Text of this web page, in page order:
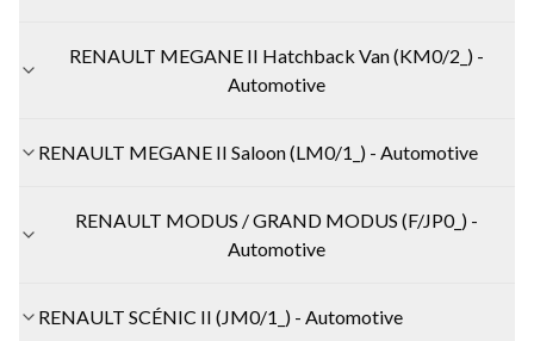
RENAULT MEGANE II Hatchback Van (KM0/2_) -
Automotive
RENAULT MEGANE II Saloon (LM0/1_) - Automotive
RENAULT MODUS / GRAND MODUS (F/JP0_) -
Automotive
RENAULT SCÉNIC II (JM0/1_) - Automotive